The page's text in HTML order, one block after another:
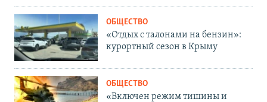
ОБЩЕСТВО
«Отдых с талонами на бензин»:
курортный сезон в Крыму
ОБЩЕСТВО
«Включен режим тишины и